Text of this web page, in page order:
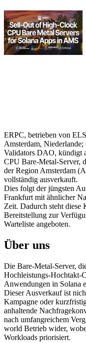
ERPC, betrieben von
Amsterdam,
Validators DAO, kündigt
CPU Bare-Metal-Server,
der Region Amsterdam
vollständig ausverkauft.
Dies folgt der jüngsten
Frankfurt mit ähnlicher
Zeit. Dadurch steht diese
Bereitstellung zur
Warteliste angeboten.
Über uns
Die Bare-Metal-Server,
Hochleistungs-Hochtakt-
Anwendungen in Solana
Dieser Ausverkauf ist
Kampagne oder
anhaltende
nach umfangreichem
world Betrieb wider,
Workloads priorisiert.